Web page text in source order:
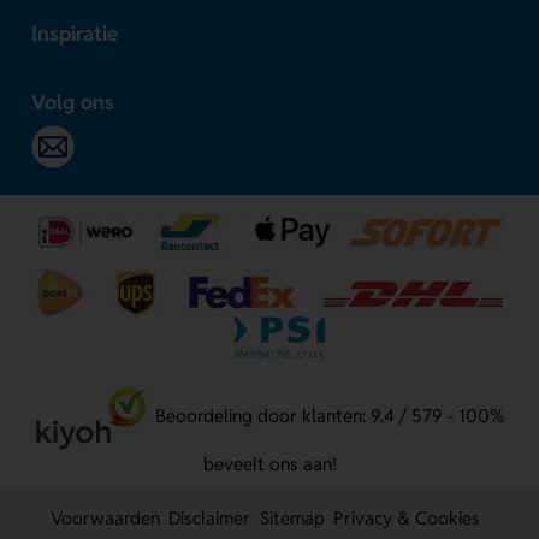
Inspiratie
Volg ons
Beoordeling door klanten: 9.4 / 579 - 100%
beveelt ons aan!
Voorwaarden Disclaimer Sitemap Privacy & Cookies